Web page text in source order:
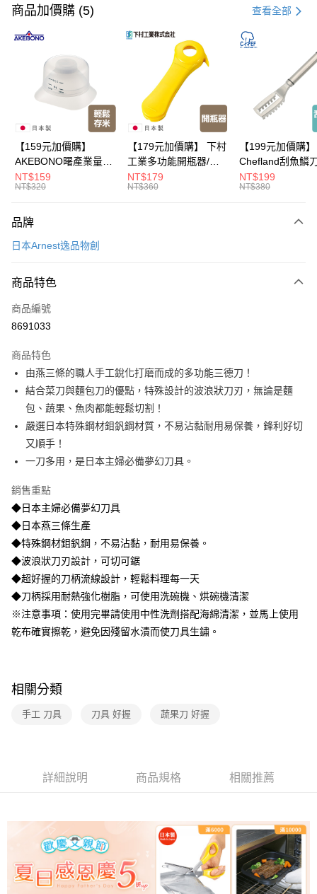
信用卡一次付款
LINE Pay
Apple Pay
悠遊付
全盈+PAY
大哥付你分期
相關說明
2.付款方式選擇「大哥付你分期」，訂單成立後會自動跳轉到大哥付的交易
成交易。
4.訂單成立30分鐘內，如未前往確認交易或遇審核未通過，訂單將自動取
消。如遇「轉專審核」未通過狀況，表示未達大哥付你分期系統評分，恕無
【繳款方式說明】
1.分期款項不併入電信帳單，「大哥付你分期」於每月結算日後寄送繳費提
2.透過簡訊連結打開帳單後，可選擇「超商條碼／台灣大直營門市／銀行轉
【注意事項】
1.本服務係由「台灣大哥大股份有限公司」（以下簡稱本公司）所提供，讓
用戶於交易時，得透過本服務購買商品或服務，並由商店將買賣／分期付款
買賣價金債權讓與本公司後，依約使用本公司帳單繳交帳款。
2.基於同意付款使用「大哥付你分期」之契約關係目的，商店將以您的個人
由本公司與您本人進行分期帳單所需資料之確認、核對及更正。
運送方式
每筆NT$150，滿NT$299(含以上)免運費
商品加價購 (5) 查看全部
【159元加價購】
AKEBONO曙產業量米
杯漏斗組(白)/量米杯/
米桶/量米用具/任二件8
NT$159
NT$320
【179元加價購】 下村
工業多功能開瓶器/開
瓶器/餐廚用品/料理道
具/任二件8折
NT$179
NT$360
【199元加價購】
Chefland刮魚鱗
魚鱗器/廚房用品/
道具/任二件8折
NT$199
NT$380
品牌
日本Arnest逸品物創
商品特色
商品編號
8691033
商品特色
由燕三條的職人手工銳化打磨而成的多功能三德刀！
結合菜刀與麵包刀的優點，特殊設計的波浪狀刀刃，無論是麵
包、蔬果、魚肉都能輕鬆切割！
嚴選日本特殊鋼材鉬釩鋼材質，不易沾黏耐用易保養，鋒利好切
又順手！
一刀多用，是日本主婦必備夢幻刀具。
銷售重點
◆日本主婦必備夢幻刀具
◆日本燕三條生產
◆特殊鋼材鉬釩鋼，不易沾黏，耐用易保養。
◆波浪狀刀刃設計，可切可鋸
◆超好握的刀柄流線設計，輕鬆料理每一天
◆刀柄採用耐熱強化樹脂，可使用洗碗機、烘碗機清潔
※注意事項：使用完畢請使用中性洗劑搭配海綿清潔，並馬上使用
乾布確實擦乾，避免因殘留水漬而使刀具生鏽。
相關分類
手工 刀具 刀具 好握 蔬果刀 好握
詳細說明 商品規格 相關推薦